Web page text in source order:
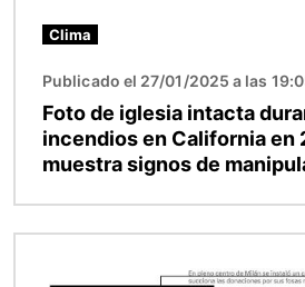
Clima
Publicado el 27/01/2025 a las
Foto de iglesia intacta
incendios en California en
muestra signos de